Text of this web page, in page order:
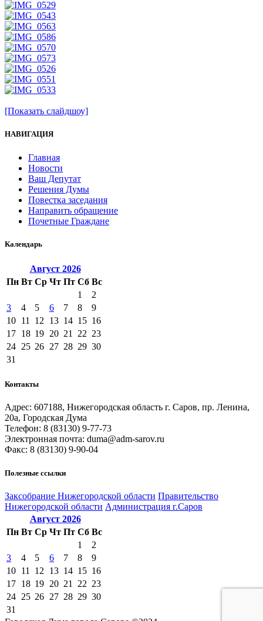
[Показать слайдшоу]
НАВИГАЦИЯ
Главная
Новости
Ваш Депутат
Решения Думы
Повестка заседания
Направить обращение
Почетные Граждане
Календарь
Август 2026
Пн Вт Ср Чт Пт Сб Вс
1
2
3
4 5 6 7 8
9
10 11 12 13 14 15 16
17 18 19 20 21 22 23
24 25 26 27 28 29 30
31
Контакты
Адрес: 607188, Нижегородская область г. Саров, пр. Ленина,
20а, Городская Дума
Телефон: 8 (83130) 9-77-73
Электронная почта: duma@adm-sarov.ru
Факс: 8 (83130) 9-90-04
Полезные ссылки
Закcобрание Нижегородской области Правительство
Нижегородской области Администрация г.Саров
Август 2026
Пн Вт Ср Чт Пт Сб Вс
1
2
3
4 5 6 7 8
9
10 11 12 13 14 15 16
17 18 19 20 21 22 23
24 25 26 27 28 29 30
31